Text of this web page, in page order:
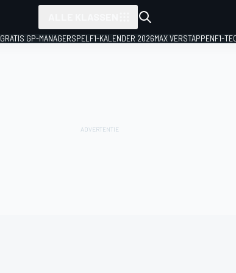
GRATIS GP-MANAGERSPEL F1-KALENDER 2026MAX VERSTAPPENF1-